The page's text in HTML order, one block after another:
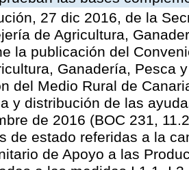
27 dic 2016, de la
de Agricultura,
la publicación del
Ganadería, Pesca
del Medio Rural de
y distribución de las
de 2016 (BOC 231,
de estado referidas a la
de Apoyo a las